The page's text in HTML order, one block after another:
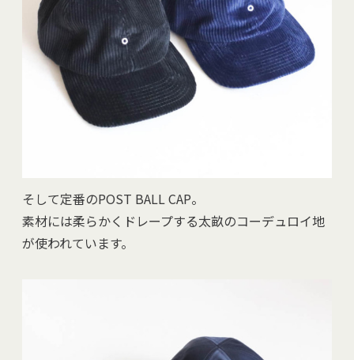
そして定番のPOST BALL CAP。
素材には柔らかくドレープする太畝のコーデュロイ地
が使われています。